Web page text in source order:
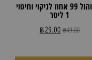
אלכוהול 99 אחוז לניקוי וחיטוי
1 ליטר
₪49.00
₪29.00